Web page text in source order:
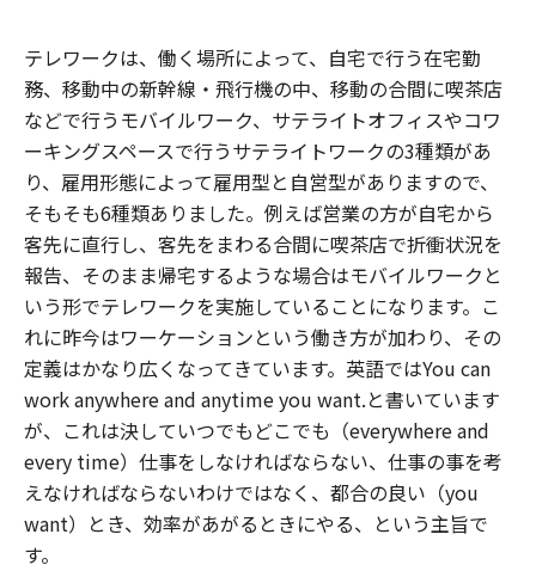
テレワークは、働く場所によって、自宅で行う在宅勤
務、移動中の新幹線・飛行機の中、移動の合間に喫茶店
などで行うモバイルワーク、サテライトオフィスやコワ
ーキングスペースで行うサテライトワークの3種類があ
り、雇用形態によって雇用型と自営型がありますので、
そもそも6種類ありました。例えば営業の方が自宅から
客先に直行し、客先をまわる合間に喫茶店で折衝状況を
報告、そのまま帰宅するような場合はモバイルワークと
いう形でテレワークを実施していることになります。こ
れに昨今はワーケーションという働き方が加わり、その
定義はかなり広くなってきています。英語ではYou can
work anywhere and anytime you want.と書いています
が、これは決していつでもどこでも（everywhere and
every time）仕事をしなければならない、仕事の事を考
えなければならないわけではなく、都合の良い（you
want）とき、効率があがるときにやる、という主旨で
す。